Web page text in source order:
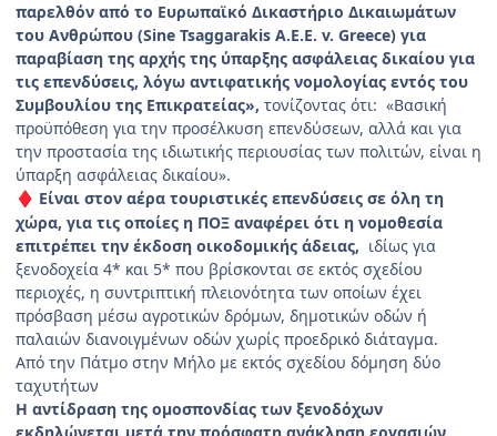
παρελθόν από το Ευρωπαϊκό Δικαστήριο Δικαιωμάτων
του Ανθρώπου (Sine Tsaggarakis A.E.E. v. Greece) για
παραβίαση της αρχής της ύπαρξης ασφάλειας δικαίου για
τις επενδύσεις, λόγω αντιφατικής νομολογίας εντός του
Συμβουλίου της Επικρατείας», τονίζοντας ότι: «Βασική
προϋπόθεση για την προσέλκυση επενδύσεων, αλλά και για
την προστασία της ιδιωτικής περιουσίας των πολιτών, είναι η
ύπαρξη ασφάλειας δικαίου».
♦ Είναι στον αέρα τουριστικές επενδύσεις σε όλη τη
χώρα, για τις οποίες η ΠΟΞ αναφέρει ότι η νομοθεσία
επιτρέπει την έκδοση οικοδομικής άδειας, ιδίως για
ξενοδοχεία 4* και 5* που βρίσκονται σε εκτός σχεδίου
περιοχές, η συντριπτική πλειονότητα των οποίων έχει
πρόσβαση μέσω αγροτικών δρόμων, δημοτικών οδών ή
παλαιών διανοιγμένων οδών χωρίς προεδρικό διάταγμα.
Από την Πάτμο στην Μήλο με εκτός σχεδίου δόμηση δύο
ταχυτήτων
Η αντίδραση της ομοσπονδίας των ξενοδόχων